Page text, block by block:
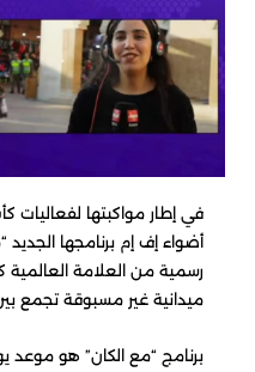
في إطار مواكبتها لفعاليات
أضواء إف إم برنامجها الجديد
رسمية من العلامة العالمية
ميدانية غير مسبوقة تجمع بين
برنامج “مع الكان” هو موعد